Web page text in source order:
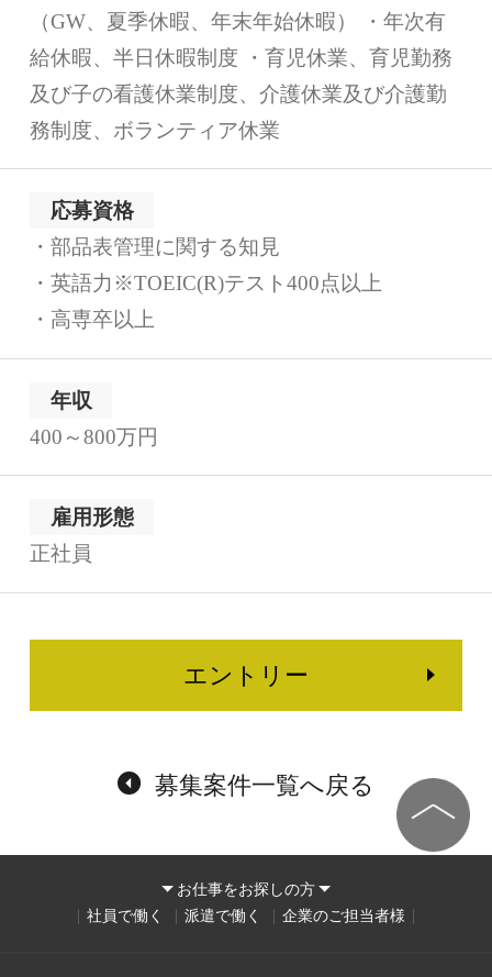
（GW、夏季休暇、年末年始休暇） ・年次有
給休暇、半日休暇制度 ・育児休業、育児勤務
及び子の看護休業制度、介護休業及び介護勤
務制度、ボランティア休業
応募資格
・部品表管理に関する知見
・英語力※TOEIC(R)テスト400点以上
・高専卒以上
年収
400～800万円
雇用形態
正社員
エントリー
募集案件一覧へ戻る
お仕事をお探しの方
社員で働く
派遣で働く 企業のご担当者様